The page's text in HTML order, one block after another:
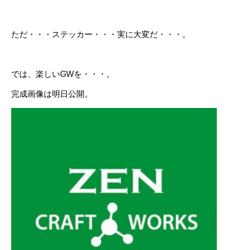
ただ・・・ステッカー・・・実に大変だ・・・。
では、楽しいGWを・・・。
完成画像は明日公開。